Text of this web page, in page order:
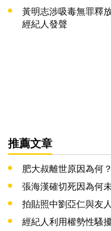
黃明志涉吸毒無罪釋
經紀人發聲
推薦文章
肥大叔離世原因為何？
張海漢確切死因為何
拍貼照中劉亞仁與友
經紀人利用權勢性騷